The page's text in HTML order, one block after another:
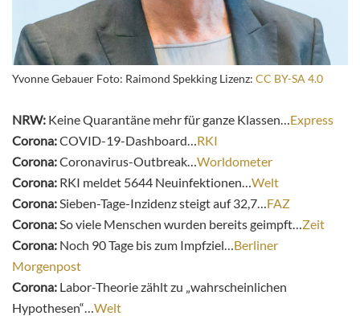
Yvonne Gebauer Foto: Raimond Spekking Lizenz: CC BY-SA 4.0
NRW: Keine Quarantäne mehr für ganze Klassen…Express
Corona:COVID-19-Dashboard…RKI
Corona:Coronavirus-Outbreak…Worldometer
Corona: RKI meldet 5644 Neuinfektionen…Welt
Corona:Sieben-Tage-Inzidenz steigt auf 32,7…FAZ
Corona:So viele Menschen wurden bereits geimpft…Zeit
Corona: Noch 90 Tage bis zum Impfziel…Berliner
Morgenpost
Corona: Labor-Theorie zählt zu „wahrscheinlichen
Hypothesen“…Welt